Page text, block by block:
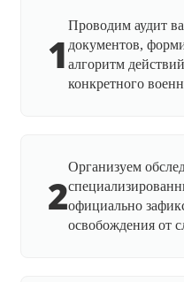
1
Проводим аудит
документов,
алгоритм
конкретного
2
Организуем
официально
освобождения от